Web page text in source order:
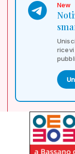
New
ricevi